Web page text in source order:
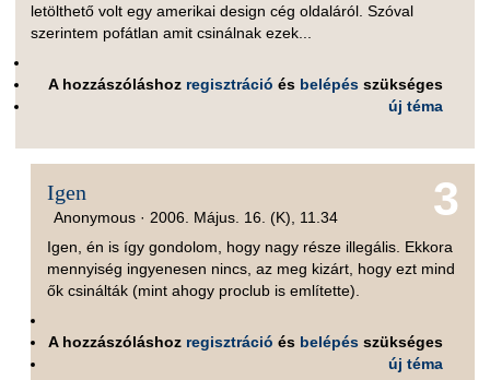
letölthető volt egy amerikai design cég oldaláról. Szóval
szerintem pofátlan amit csinálnak ezek...
A hozzászóláshoz regisztráció és belépés szükséges
új téma
3
Igen
Anonymous · 2006. Május. 16. (K), 11.34
Igen, én is így gondolom, hogy nagy része illegális. Ekkora
mennyiség ingyenesen nincs, az meg kizárt, hogy ezt mind
ők csinálták (mint ahogy proclub is említette).
A hozzászóláshoz regisztráció és belépés szükséges
új téma